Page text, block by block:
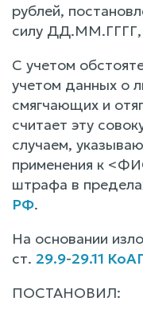
рублей,
силу ДД.ММ.ГГГГ,
С учетом
учетом данных о
смягчающих и
считает эту
случаем,
применения к
штрафа в
РФ.
На основании
ст. 29.9-29.11
ПОСТАНОВИЛ: